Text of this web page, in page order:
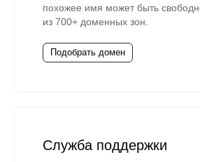
похожее имя может быть
из 700+ доменных зон.
Подобрать домен
Служба поддержки